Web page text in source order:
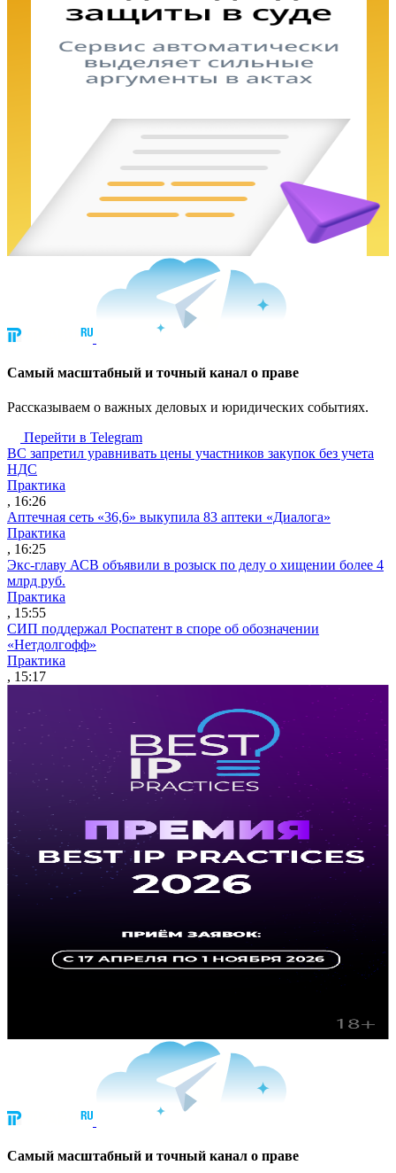
Cамый масштабный и точный канал о праве
Рассказываем о важных деловых и юридических событиях.
Перейти в Telegram
ВС запретил уравнивать цены участников закупок без учета
НДС
Практика
, 16:26
Аптечная сеть «36,6» выкупила 83 аптеки «Диалога»
Практика
, 16:25
Экс-главу АСВ объявили в розыск по делу о хищении более 4
млрд руб.
Практика
, 15:55
СИП поддержал Роспатент в споре об обозначении
«Нетдолгофф»
Практика
, 15:17
Cамый масштабный и точный канал о праве